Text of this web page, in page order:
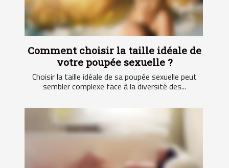
Comment choisir la taille idéale de
votre poupée sexuelle ?
Choisir la taille idéale de sa poupée sexuelle peut
sembler complexe face à la diversité des...